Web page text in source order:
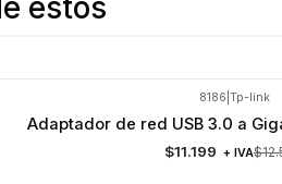
8186 Tp-link
Adaptador de red USB 3.0 a
$11.199 + IVA